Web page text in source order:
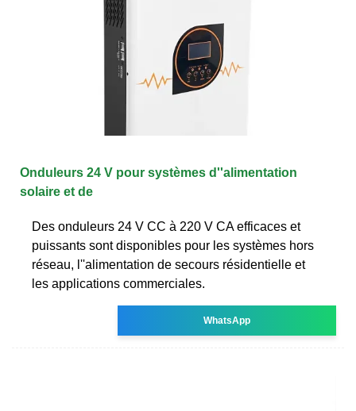
Onduleurs 24 V pour systèmes d''alimentation
solaire et de
Des onduleurs 24 V CC à 220 V CA efficaces et
puissants sont disponibles pour les systèmes hors
réseau, l''alimentation de secours résidentielle et
les applications commerciales.
WhatsApp